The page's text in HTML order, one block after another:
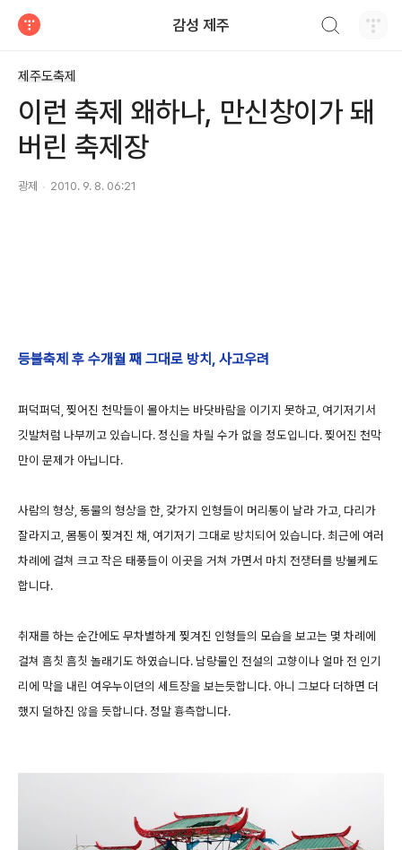
감성 제주
제주도축제
이런 축제 왜하나, 만신창이가 돼
버린 축제장
광제 2010. 9. 8. 06:21
등불축제 후 수개월 째 그대로 방치, 사고우려
퍼덕퍼덕, 찢어진 천막들이 몰아치는 바닷바람을 이기지 못하고, 여기저기서
깃발처럼 나부끼고 있습니다. 정신을 차릴 수가 없을 정도입니다. 찢어진 천막
만이 문제가 아닙니다.
사람의 형상, 동물의 형상을 한, 갖가지 인형들이 머리통이 날라 가고, 다리가
잘라지고, 몸통이 찢겨진 채, 여기저기 그대로 방치되어 있습니다. 최근에 여러
차례에 걸쳐 크고 작은 태풍들이 이곳을 거쳐 가면서 마치 전쟁터를 방불케도
합니다.
취재를 하는 순간에도 무차별하게 찢겨진 인형들의 모습을 보고는 몇 차례에
걸쳐 흠칫 흠칫 놀래기도 하였습니다. 남량물인 전설의 고향이나 얼마 전 인기
리에 막을 내린 여우누이뎐의 세트장을 보는듯합니다. 아니 그보다 더하면 더
했지 덜하진 않을 듯합니다. 정말 흉측합니다.